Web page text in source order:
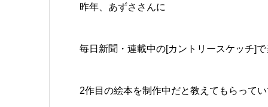
昨年、あずささんに
毎日新聞・連載中の[カントリースケッチ]で
2作目の絵本を制作中だと教えてもらって